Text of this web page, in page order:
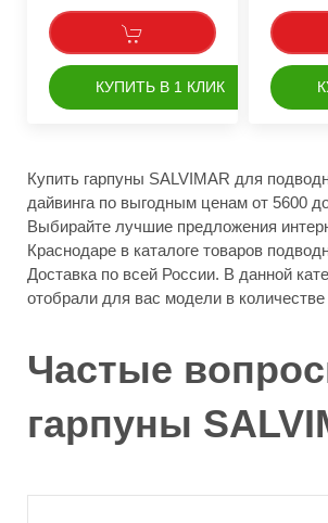
КУПИТЬ В 1 КЛИК
Купить гарпуны SALVIMAR для
дайвинга по выгодным ценам от 5600
Выбирайте лучшие предложения
Краснодаре в каталоге товаров
Доставка по всей России. В данной
отобрали для вас модели в количестве
Частые
гарпуны